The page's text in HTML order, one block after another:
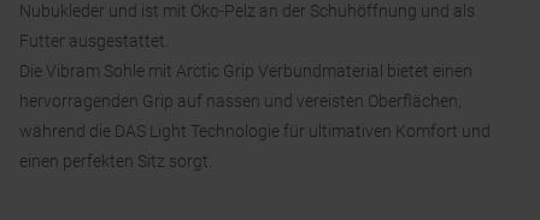
Nubukleder und ist mit Öko-Pelz an der Schuhöffnung und als
Futter ausgestattet.
Die Vibram Sohle mit Arctic Grip Verbundmaterial bietet einen
hervorragenden Grip auf nassen und vereisten Oberflächen,
während die DAS Light Technologie für ultimativen Komfort und
einen perfekten Sitz sorgt.